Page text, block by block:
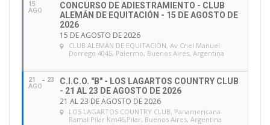
15
AGO
CONCURSO DE ADIESTRAMIENTO - CLUB
ALEMÁN DE EQUITACIÓN - 15 DE AGOSTO DE
2026
15 DE AGOSTO DE 2026
CLUB ALEMÁN DE EQUITACIÓN, Av Cnel Manuel
Dorrego 4045, Palermo, Buenos Aires, Argentina
21
AGO
23
C.I.C.O. "B" - LOS LAGARTOS COUNTRY CLUB
- 21 AL 23 DE AGOSTO DE 2026
21 AL 23 DE AGOSTO DE 2026
LOS LAGARTOS COUNTRY CLUB, Panamericana
Ramal Pilar Km46,Pilar, Buenos Aires, Argentina